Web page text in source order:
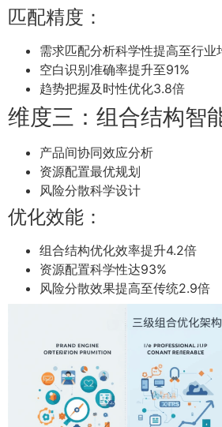
匹配精度：
需求匹配分析科学性提高至行业
空白识别准确率提升至91%
趋势把握及时性优化3.8倍
维度三：组合结构智
产品间协同效应分析
资源配置最优规划
风险分散科学设计
优化效能：
组合结构优化效率提升4.2倍
资源配置科学性达93%
风险分散效果提高至传统2.9倍